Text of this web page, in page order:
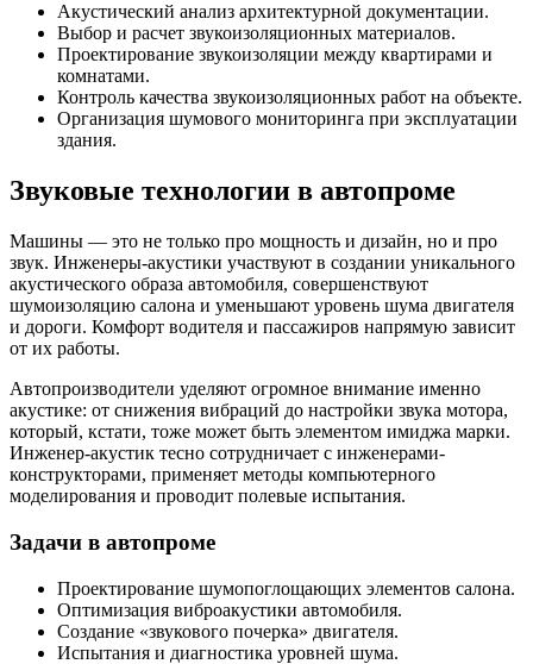
Акустический анализ архитектурной документации.
Выбор и расчет звукоизоляционных материалов.
Проектирование звукоизоляции между квартирами и
комнатами.
Контроль качества звукоизоляционных работ на объекте.
Организация шумового мониторинга при эксплуатации
здания.
Звуковые технологии в автопроме
Машины — это не только про мощность и дизайн, но и про
звук. Инженеры-акустики участвуют в создании уникального
акустического образа автомобиля, совершенствуют
шумоизоляцию салона и уменьшают уровень шума двигателя
и дороги. Комфорт водителя и пассажиров напрямую зависит
от их работы.
Автопроизводители уделяют огромное внимание именно
акустике: от снижения вибраций до настройки звука мотора,
который, кстати, тоже может быть элементом имиджа марки.
Инженер-акустик тесно сотрудничает с инженерами-
конструкторами, применяет методы компьютерного
моделирования и проводит полевые испытания.
Задачи в автопроме
Проектирование шумопоглощающих элементов салона.
Оптимизация виброакустики автомобиля.
Создание «звукового почерка» двигателя.
Испытания и диагностика уровней шума.